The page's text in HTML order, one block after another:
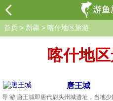
首页 > 新疆 > 喀什地区旅游
喀什地
唐王城
导 游 唐王城即唐代尉头州城遗址，当地